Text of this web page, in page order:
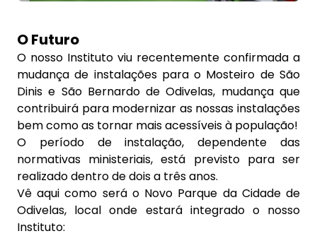
O Futuro
O nosso Instituto viu recentemente confirmada a
mudança de instalações para o Mosteiro de São
Dinis e São Bernardo de Odivelas, mudança que
contribuirá para modernizar as nossas instalações
bem como as tornar mais acessíveis à população!
O período de instalação, dependente das
normativas ministeriais, está previsto para ser
realizado dentro de dois a três anos.
Vê aqui como será o Novo Parque da Cidade de
Odivelas, local onde estará integrado o nosso
Instituto: